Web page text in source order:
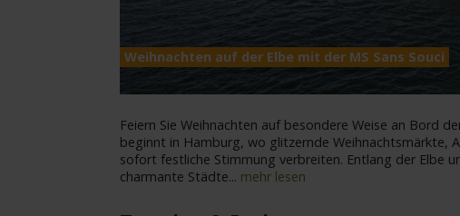
Weihnachten auf der Elbe mit der MS Sans Souci
Feiern Sie Weihnachten auf besondere Weise an Bord
beginnt in Hamburg, wo glitzernde Weihnachtsmärkte,
sofort festliche Stimmung verbreiten. Entlang der Elbe
charmante Städte... mehr lesen